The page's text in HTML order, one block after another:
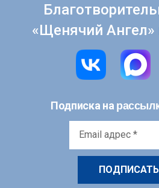
«Щенячий Ангел»
Подписка на